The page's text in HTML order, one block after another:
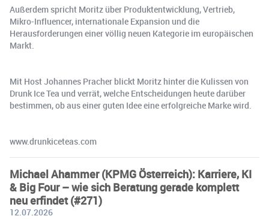
Außerdem spricht Moritz über Produktentwicklung, Vertrieb,
Mikro-Influencer, internationale Expansion und die
Herausforderungen einer völlig neuen Kategorie im europäischen
Markt.
Mit Host Johannes Pracher blickt Moritz hinter die Kulissen von
Drunk Ice Tea und verrät, welche Entscheidungen heute darüber
bestimmen, ob aus einer guten Idee eine erfolgreiche Marke wird.
www.drunkiceteas.com
Michael Ahammer (KPMG Österreich): Karriere, KI
& Big Four – wie sich Beratung gerade komplett
neu erfindet (#271)
12.07.2026